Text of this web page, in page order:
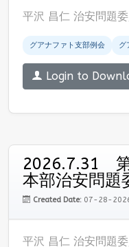
平沢 昌仁 治安問題
グアナファト支部例会 グ
Login to
2026.7.31
本部治安問題
Created Date: 07-28-
平沢 昌仁 治安問題